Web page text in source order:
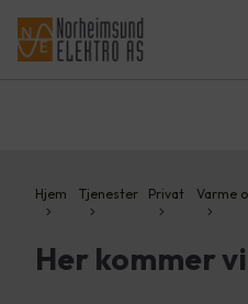
Hjem Tjenester Privat Varme
Her kommer